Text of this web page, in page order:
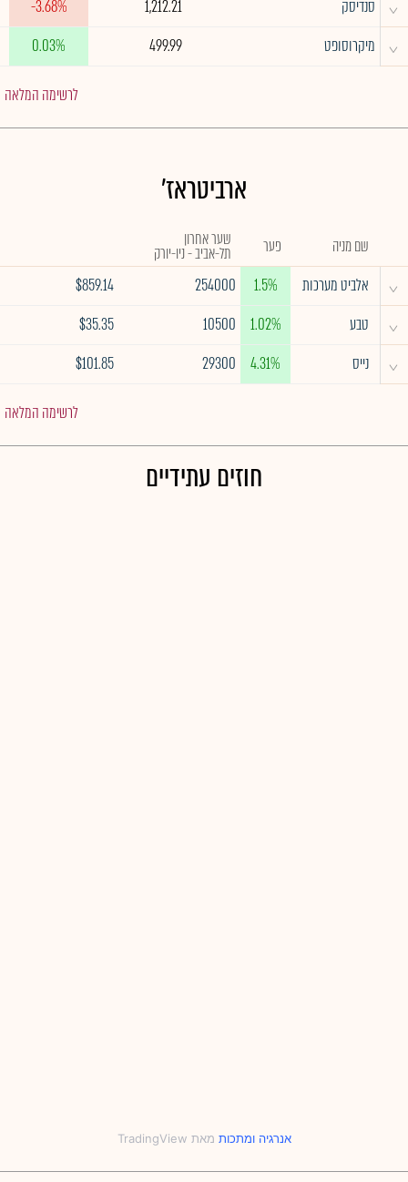
^ סנדיסק 1,212.21
-3.68%
^ מיקרוסופט 499.99
0.03%
לרשימה המלאה
ארביטראז'
שם מניה פער שער אחרון
תל-אביב - ניו-יורק
^ אלביט מערכות 1.5%
254000
$859.14
^ טבע 1.02%
10500
$35.35
^ נייס 4.31%
29300
$101.85
לרשימה המלאה
חוזים עתידיים
אנרגיה ‎ו‎ מתכות